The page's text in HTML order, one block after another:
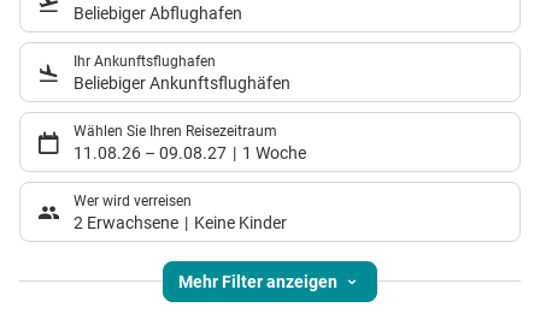
Beliebiger Abflughafen
Ihr Ankunftsflughafen
Beliebiger Ankunftsflughäfen
Wählen Sie Ihren Reisezeitraum
11.08.26 – 09.08.27 1 Woche
Wer wird verreisen
2 Erwachsene Keine Kinder
Mehr Filter anzeigen